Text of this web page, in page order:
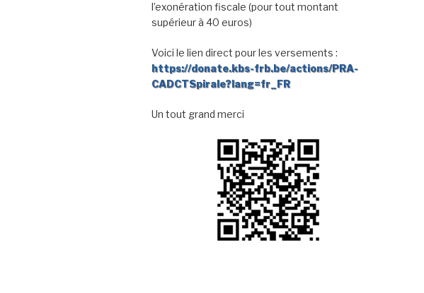
l’exonération fiscale (pour tout montant
supérieur à 40 euros)
Voici le lien direct pour les versements :
https://donate.kbs-frb.be/actions/PRA-
CADCTSpirale?lang=fr_FR
Un tout grand merci